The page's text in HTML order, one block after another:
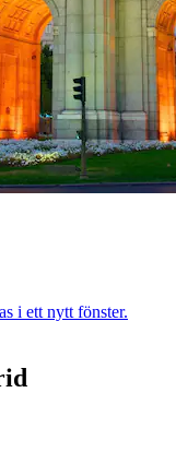
i ett nytt fönster.